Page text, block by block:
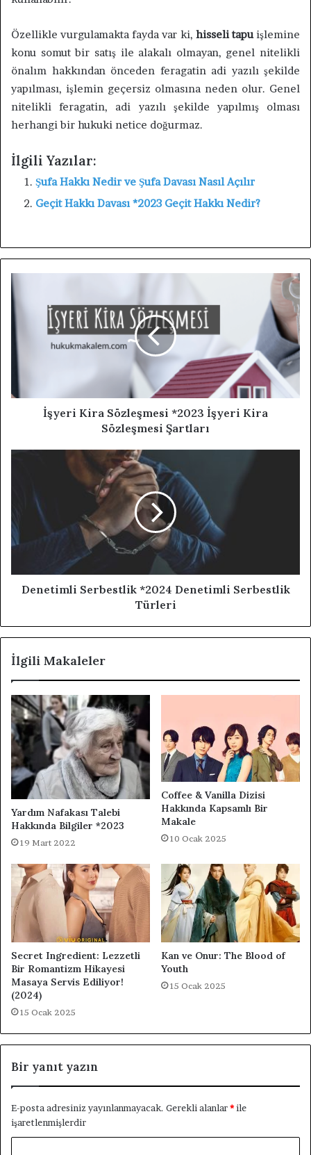
Özellikle vurgulamakta fayda var ki, hisseli tapuişlemine
konu somut bir satış ile alakalı olmayan, genel nitelikli
önalım hakkından önceden feragatin adi yazılı şekilde
yapılması, işlemin geçersiz olmasına neden olur. Genel
nitelikli feragatin, adi yazılı şekilde yapılmış olması
herhangi bir hukuki netice doğurmaz.
İlgili Yazılar:
Şufa Hakkı Nedir ve Şufa Davası Nasıl Açılır
Geçit Hakkı Davası *2023 Geçit Hakkı Nedir?
İşyeri Kira Sözleşmesi *2023 İşyeri Kira
Sözleşmesi Şartları
Denetimli Serbestlik *2024 Denetimli Serbestlik
Türleri
İlgili Makaleler
Yardım Nafakası Talebi
Hakkında Bilgiler *2023
19 Mart 2022
Coffee & Vanilla Dizisi
Hakkında Kapsamlı Bir
Makale
10 Ocak 2025
Secret Ingredient: Lezzetli
Bir Romantizm Hikayesi
Masaya Servis Ediliyor!
(2024)
15 Ocak 2025
Kan ve Onur: The Blood of
Youth
15 Ocak 2025
Bir yanıt yazın
E-posta adresiniz yayınlanmayacak. Gerekli alanlar*ile
işaretlenmişlerdir